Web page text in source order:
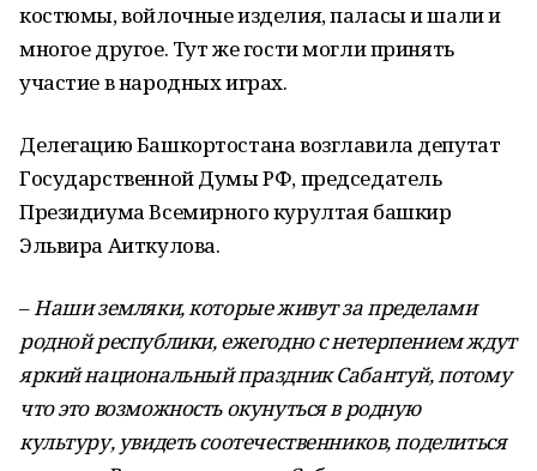
костюмы, войлочные изделия, паласы и шали и
многое другое. Тут же гости могли принять
участие в народных играх.
Делегацию Башкортостана возглавила депутат
Государственной Думы РФ, председатель
Президиума Всемирного курултая башкир
Эльвира Аиткулова.
–Наши земляки, которые живут за пределами
родной республики, ежегодно с нетерпением ждут
яркий национальный праздник Сабантуй, потому
что это возможность окунуться в родную
культуру, увидеть соотечественников, поделиться